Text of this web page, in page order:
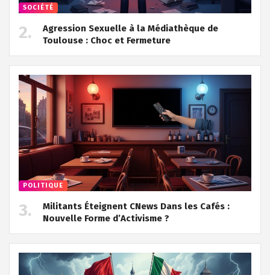
SOCIÉTÉ
Agression Sexuelle à la Médiathèque de
Toulouse : Choc et Fermeture
POLITIQUE
Militants Éteignent CNews Dans les Cafés :
Nouvelle Forme d’Activisme ?